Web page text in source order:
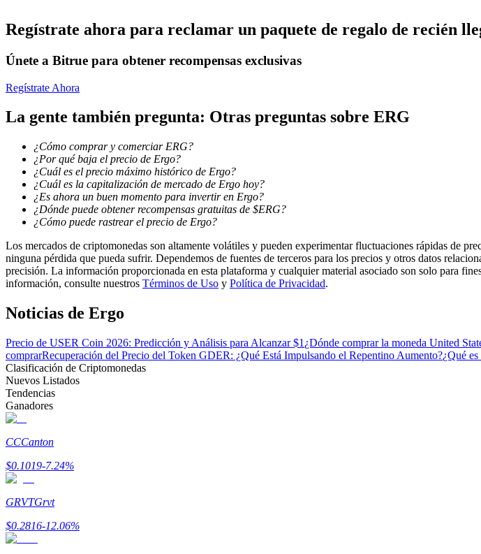
Copiar Trading
Únete a los mejores traders
Conviértete en un Trader de Copia
Disfruta del reparto de beneficios y comisiones de copy trading
Información
Regístrate ahora para reclamar un paquete de regalo de recién
Únete a Bitrue para obtener recompensas exclusivas
Regístrate Ahora
La gente también pregunta: Otras preguntas sobre ERG
¿Cómo comprar y comerciar ERG?
¿Por qué baja el precio de Ergo?
¿Cuál es el precio máximo histórico de Ergo?
¿Cuál es la capitalización de mercado de Ergo hoy?
¿Es ahora un buen momento para invertir en Ergo?
¿Dónde puede obtener recompensas gratuitas de $ERG?
¿Cómo puede rastrear el precio de Ergo?
Los mercados de criptomonedas son altamente volátiles y pueden experimentar fluctuaciones rápidas de
ninguna pérdida que pueda sufrir. Dependemos de fuentes de terceros para los precios y otros datos
precisión. La información proporcionada en esta plataforma y cualquier material asociado son solo para
información, consulte nuestros Términos de Uso y Política de Privacidad.
Noticias de Ergo
Precio de USER Coin 2026: Predicción y Análisis para Alcanzar $1 ¿Dónde comprar la moneda United
comprarRecuperación del Precio del Token GDER: ¿Qué Está Impulsando el Repentino Aumento?¿Qué
Clasificación de Criptomonedas
Nuevos Listados
Tendencias
Ganadores
CCCanton
$0.1019-7.24%
GRVTGrvt
$0.2816-12.06%